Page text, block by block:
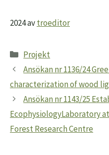
2024avtroeditor
Kategorier
Projekt
Ansökan nr 1136/24
characterization of wood
Ansökan nr 1143/25
EcophysiologyLaboratory
Forest Research Centre